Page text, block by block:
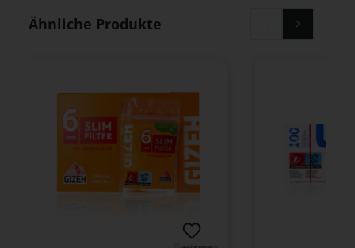
Produktgalerie überspringen
Ähnliche Produkte